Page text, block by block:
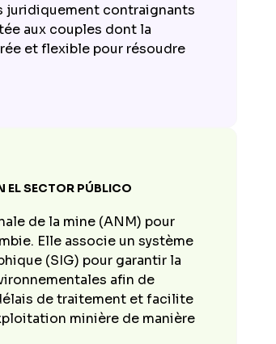
juridiquement contraignants
aux couples dont la
et flexible pour résoudre
EL SECTOR PÚBLICO
de la mine (ANM) pour
Elle associe un système
(SIG) pour garantir la
afin de
de traitement et facilite
minière de manière